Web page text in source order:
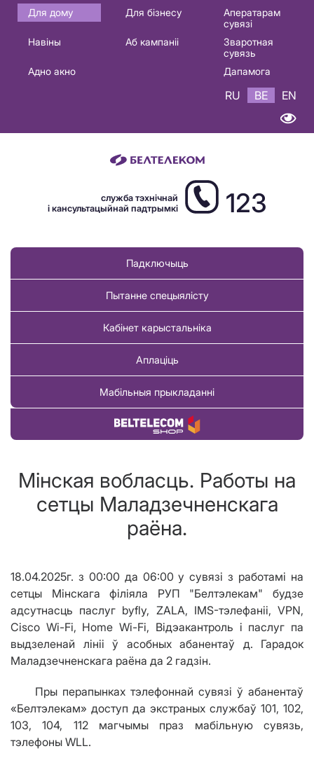
Основная
навигация
Для дому Для бізнесу
Аператарам
сувязі
Навіны
Аб кампаніі
Зваротная
сувязь
Адно акно
Дапамога
RU BE EN
служба тэхнічнай
і кансультацыйнай падтрымкі
123
Падключыць
Пытанне спецыялісту
Кабінет карыстальніка
Аплаціць
Мабільныя прыкладанні
Купіць тавар
Мінская вобласць. Работы на
сетцы Маладзечненскага
раёна.
18.04.2025г. з 00:00 да 06:00 у сувязі з работамі на
сетцы Мінскага філіяла РУП "Белтэлекам" будзе
адсутнасць паслуг byfly, ZALA, IMS-тэлефаніі, VPN,
Cisco Wi-Fi, Home Wi-Fi, Відэакантроль і паслуг па
выдзеленай лініі ў асобных абанентаў д. Гарадок
Маладзечненскага раёна да 2 гадзін.
Пры перапынках тэлефоннай сувязі ў абанентаў
«Белтэлекам» доступ да экстраных службаў 101, 102,
103, 104, 112 магчымы праз мабільную сувязь,
тэлефоны WLL.